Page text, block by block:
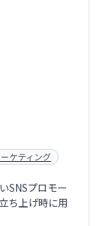
ケティング
SNSプロモー
ち上げ時に用